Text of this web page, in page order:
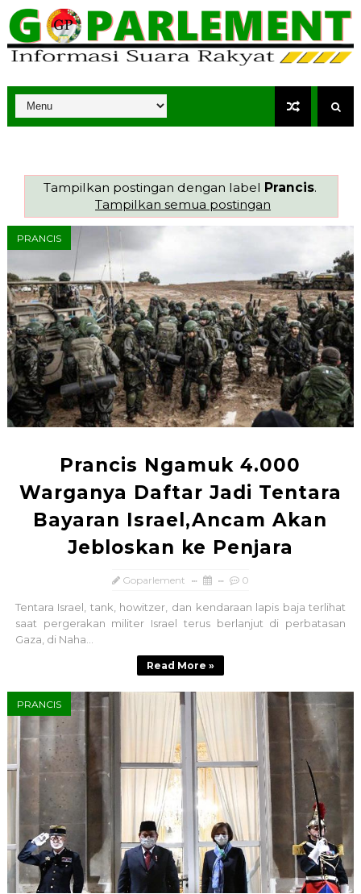
Tampilkan postingan dengan label Prancis.
Tampilkan semua postingan
PRANCIS
Prancis Ngamuk 4.000
Warganya Daftar Jadi Tentara
Bayaran Israel,Ancam Akan
Jebloskan ke Penjara
Goparlement 0
Tentara Israel, tank, howitzer, dan kendaraan lapis baja terlihat
saat pergerakan militer Israel terus berlanjut di perbatasan
Gaza, di Naha...
Read More »
PRANCIS